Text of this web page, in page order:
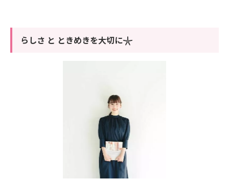
らしさ と ときめきを大切に𓇼